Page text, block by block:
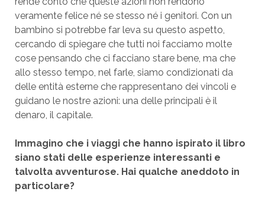
veramente felice né se stesso né i genitori. Con un
bambino si potrebbe far leva su questo aspetto,
cercando di spiegare che tutti noi facciamo molte
cose pensando che ci facciano stare bene, ma che
allo stesso tempo, nel farle, siamo condizionati da
delle entità esterne che rappresentano dei vincoli e
guidano le nostre azioni: una delle principali è il
denaro, il capitale.
Immagino che i viaggi che hanno ispirato il libro
siano stati delle esperienze interessanti e
talvolta avventurose. Hai qualche aneddoto in
particolare?